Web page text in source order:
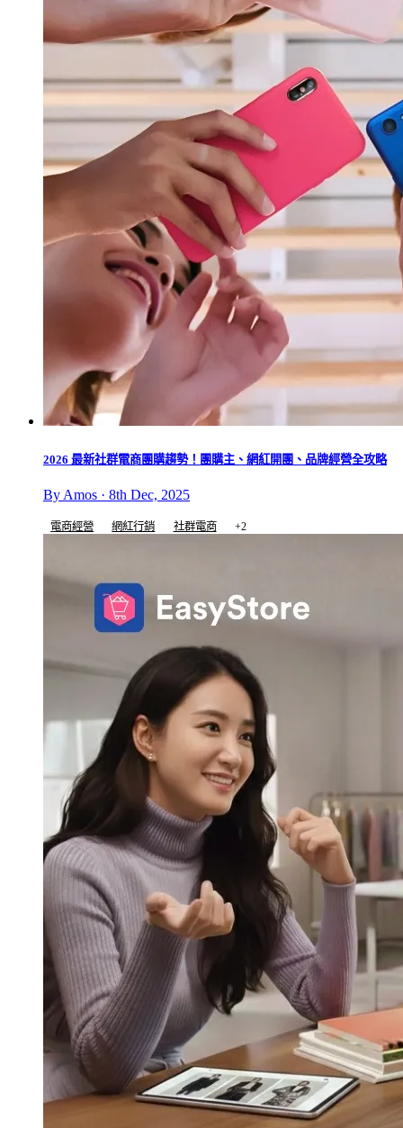
2026 最新社群電商團購趨勢！團購主、網紅開團、品牌經營全攻略
By Amos · 8th Dec, 2025
電商經營 網紅行銷 社群電商 +2